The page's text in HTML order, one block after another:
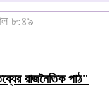
৮:৪৯
রাজনৈতিক পাঠ"